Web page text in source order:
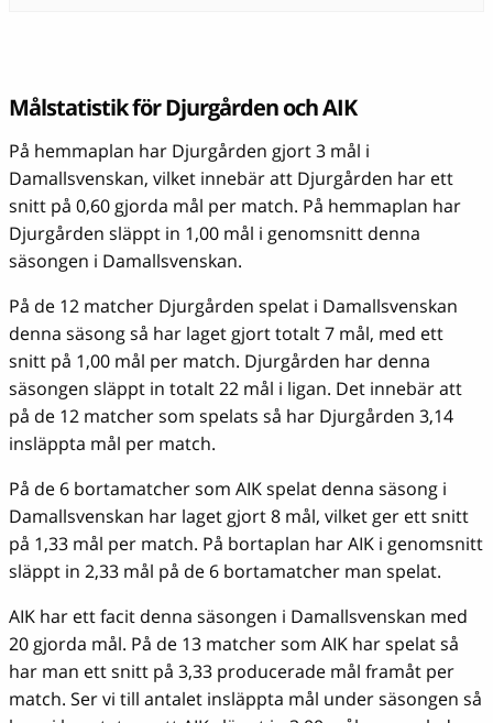
Målstatistik för Djurgården och AIK
På hemmaplan har Djurgården gjort 3 mål i
Damallsvenskan, vilket innebär att Djurgården har ett
snitt på 0,60 gjorda mål per match. På hemmaplan har
Djurgården släppt in 1,00 mål i genomsnitt denna
säsongen i Damallsvenskan.
På de 12 matcher Djurgården spelat i Damallsvenskan
denna säsong så har laget gjort totalt 7 mål, med ett
snitt på 1,00 mål per match. Djurgården har denna
säsongen släppt in totalt 22 mål i ligan. Det innebär att
på de 12 matcher som spelats så har Djurgården 3,14
insläppta mål per match.
På de 6 bortamatcher som AIK spelat denna säsong i
Damallsvenskan har laget gjort 8 mål, vilket ger ett snitt
på 1,33 mål per match. På bortaplan har AIK i genomsnitt
släppt in 2,33 mål på de 6 bortamatcher man spelat.
AIK har ett facit denna säsongen i Damallsvenskan med
20 gjorda mål. På de 13 matcher som AIK har spelat så
har man ett snitt på 3,33 producerade mål framåt per
match. Ser vi till antalet insläppta mål under säsongen så